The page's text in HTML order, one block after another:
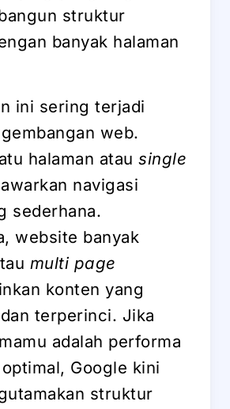
struktur
banyak halaman
ini sering terjadi
web.
halaman atau single
navigasi
sederhana.
website banyak
multi page
konten yang
terperinci. Jika
adalah performa
Google kini
struktur